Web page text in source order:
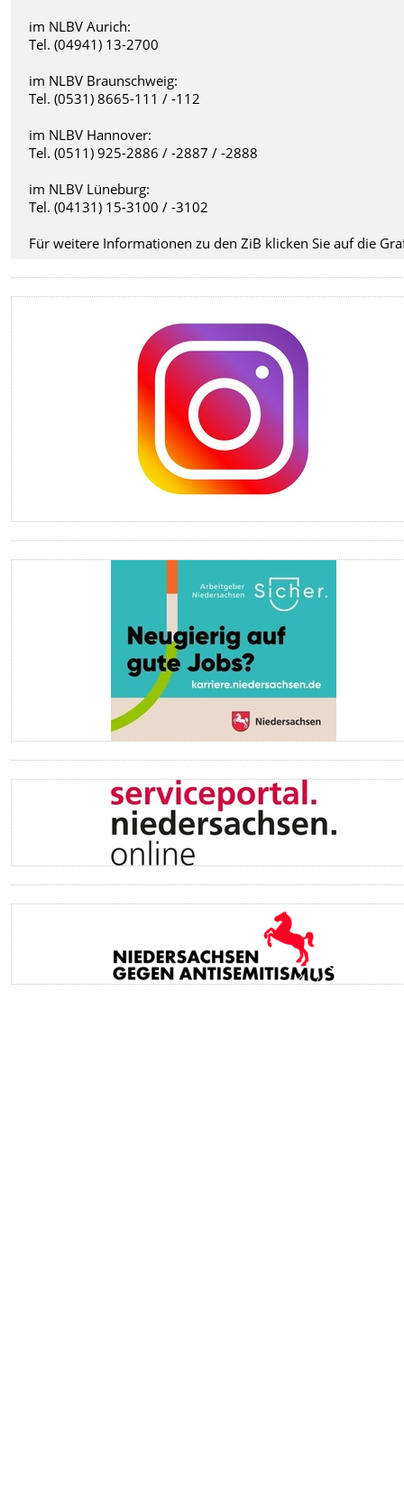
im NLBV Aurich:
Tel. (04941) 13-2700
im NLBV Braunschweig:
Tel. (0531) 8665-111 / -112
im NLBV Hannover:
Tel. (0511) 925-2886 / -2887 / -2888
im NLBV Lüneburg:
Tel. (04131) 15-3100 / -3102
Für weitere Informationen zu den ZiB klicken Sie auf die